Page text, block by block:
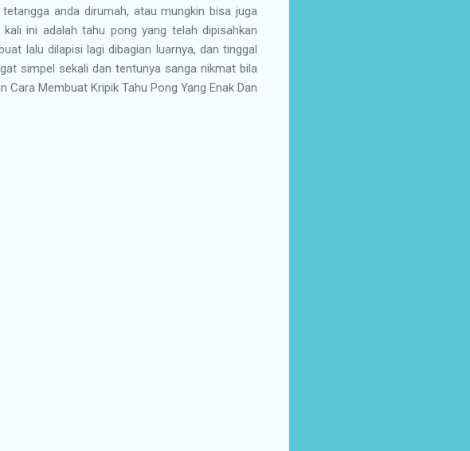
anda dirumah, atau mungkin bisa juga
ini adalah tahu pong yang telah dipisahkan
lalu dilapisi lagi dibagian luarnya, dan tinggal
simpel sekali dan tentunya sanga nikmat bila
Membuat Kripik Tahu Pong Yang Enak Dan